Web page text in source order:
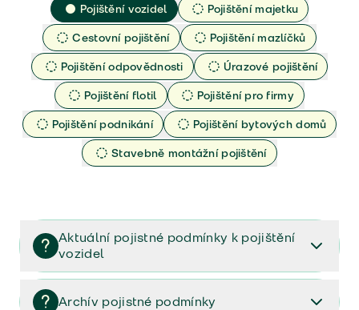
Pojištění vozidel
Pojištění majetku
Cestovní pojištění
Pojištění mazlíčků
Pojištění odpovědnosti
Úrazové pojištění
Pojištění flotil
Pojištění pro firmy
Pojištění podnikání
Pojištění bytových domů
Stavebně montážní pojištění
Aktuální pojistné podmínky k pojištění
vozidel
Pojištění vozidel/Pojistné podmínky a vše důležité ke
smlouvě (PDF)
Archív pojistné podmínky